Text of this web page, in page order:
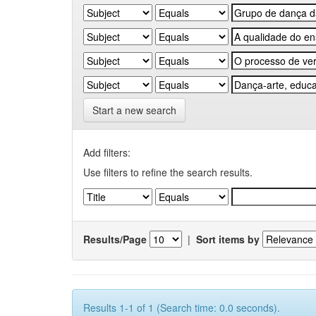
Start a new search
Add filters:
Use filters to refine the search results.
Results/Page | Sort items by
Results 1-1 of 1 (Search time: 0.0 seconds).